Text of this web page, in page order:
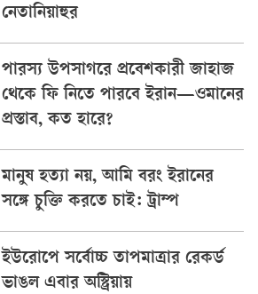
নেতানিয়াহুর
পারস্য উপসাগরে প্রবেশকারী জাহাজ
থেকে ফি নিতে পারবে ইরান—ওমানের
প্রস্তাব, কত হারে?
মানুষ হত্যা নয়, আমি বরং ইরানের
সঙ্গে চুক্তি করতে চাই: ট্রাম্প
ইউরোপে সর্বোচ্চ তাপমাত্রার রেকর্ড
ভাঙল এবার অস্ট্রিয়ায়